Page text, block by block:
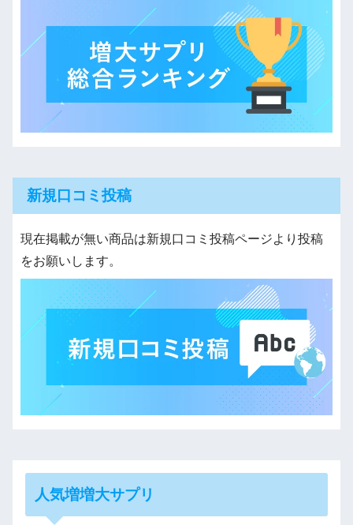
新規口コミ投稿
現在掲載が無い商品は新規口コミ投稿ページより投稿
をお願いします。
人気増増大サプリ